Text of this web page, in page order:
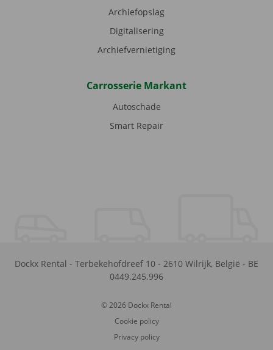
Archiefopslag
Digitalisering
Archiefvernietiging
Carrosserie Markant
Autoschade
Smart Repair
Dockx Rental - Terbekehofdreef 10 - 2610 Wilrijk, België - BE
0449.245.996
© 2026 Dockx Rental
Cookie policy
Privacy policy